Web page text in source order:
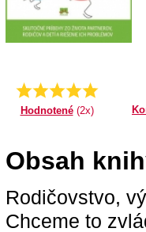
Priemer:
5.0
Hodnotené(2x)
Obsah
Rodičovstvo,
Chceme to